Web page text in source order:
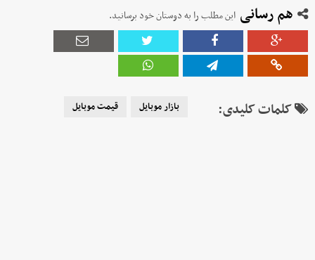
هم رسانی این مطلب را به دوستان خود برسانید.
کلمات کلیدی: بازار موبایل قیمت موبایل